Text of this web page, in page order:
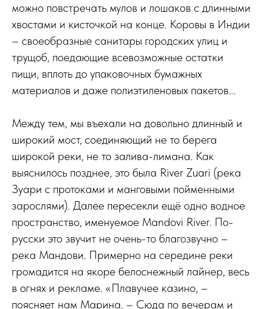
можно повстречать мулов и лошаков с длинными
хвостами и кисточкой на конце. Коровы в Индии
– своеобразные санитары городских улиц и
трущоб, поедающие всевозможные остатки
пищи, вплоть до упаковочных бумажных
материалов и даже полиэтиленовых пакетов...
Между тем, мы въехали на довольно длинный и
широкий мост, соединяющий не то берега
широкой реки, не то залива-лимана. Как
выяснилось позднее, это была River Zuari (река
Зуари с протоками и манговыми пойменными
зарослями). Далее пересекли ещё одно водное
пространство, именуемое Mandovi River. По-
русски это звучит не очень-то благозвучно –
река Мандови. Примерно на середине реки
громадится на якоре белоснежный лайнер, весь
в огнях и рекламе. «Плавучее казино, –
поясняет нам Марина. – Сюда по вечерам и